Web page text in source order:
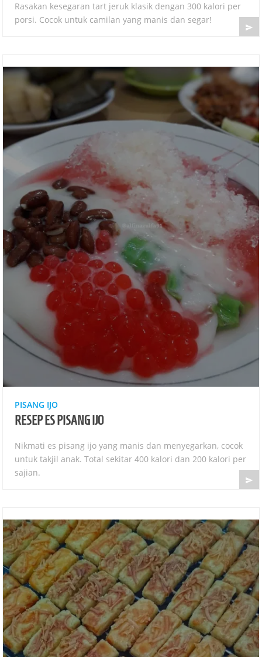
Rasakan kesegaran tart jeruk klasik dengan 300 kalori per
porsi. Cocok untuk camilan yang manis dan segar!

PISANG IJO
RESEP ES PISANG IJO
Nikmati es pisang ijo yang manis dan menyegarkan, cocok
untuk takjil anak. Total sekitar 400 kalori dan 200 kalori per
sajian.
